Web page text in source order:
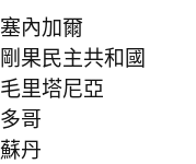
塞內加爾
剛果民主共和國
毛里塔尼亞
多哥
蘇丹